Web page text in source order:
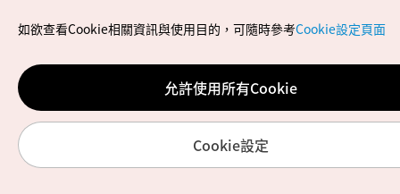
Copyrights (c) 韓國觀光公社版權所有
如有相關疑問或建議，歡迎來信至官方信箱
chinese_big5@knto.or.kr
如欲查看Cookie相關資訊與使用目的，可隨時參考Cookie設定頁面
允許使用所有Cookie
Cookie設定